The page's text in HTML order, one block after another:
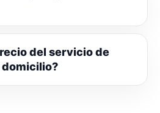
del servicio de